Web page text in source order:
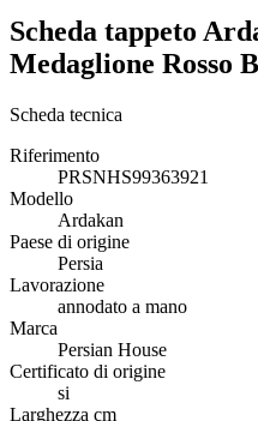
Scheda tappeto
Medaglione Rosso
Scheda tecnica
Riferimento
PRSNHS99363921
Modello
Ardakan
Paese di origine
Persia
Lavorazione
annodato a mano
Marca
Persian House
Certificato di origine
si
Larghezza cm